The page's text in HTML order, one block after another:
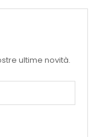
ultime novità.